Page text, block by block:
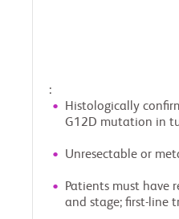
:
Histologically
G12D mutation in
Unresectable or
Patients must have
and stage; first-line